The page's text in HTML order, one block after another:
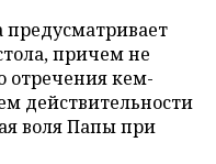
предусматривает
причем не
отречения кем-
действительности
воля Папы при